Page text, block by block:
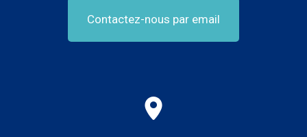
Contactez-nous par email